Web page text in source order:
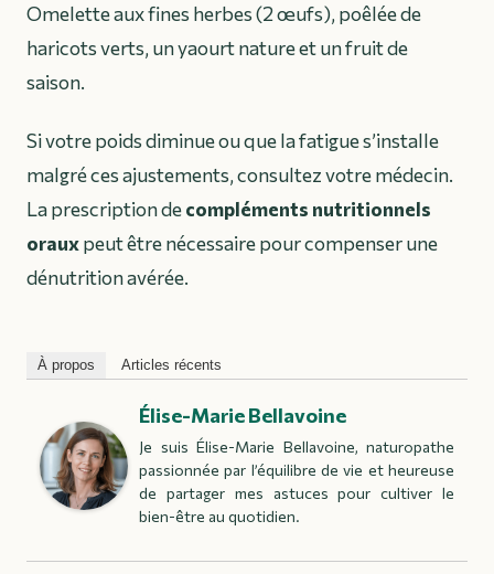
Omelette aux fines herbes (2 œufs), poêlée de
haricots verts, un yaourt nature et un fruit de
saison.
Si votre poids diminue ou que la fatigue s’installe
malgré ces ajustements, consultez votre médecin.
La prescription decompléments nutritionnels
orauxpeut être nécessaire pour compenser une
dénutrition avérée.
À propos Articles récents
Élise-Marie Bellavoine
Je suis Élise-Marie Bellavoine, naturopathe
passionnée par l’équilibre de vie et heureuse
de partager mes astuces pour cultiver le
bien-être au quotidien.